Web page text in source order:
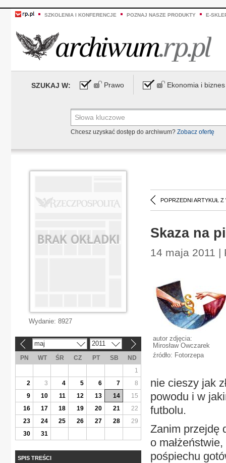
SZKOLENIA I KONFERENCJE POZNAJ NASZE PRODUKTY E-
SZUKAJ W: Prawo Ekonomia i biznes
Chcesz uzyskać dostęp do archiwum? Zobacz ofertę
POPRZEDNI ARTYKUŁ Z
Skaza na
14 maja 2011 |
autor zdjęcia:
Mirosław Owczarek
źródło: Fotorzepa
nie cieszy jak
powodu i w
futbolu.
Zanim przejdę
o
pośpiechu
Wydanie: 8927
maj 2011
PN WT ŚR CZ PT SB
ND
1
2
3 4 5 6 7
8
9
10 11 12 13 14
15
16
17 18 19 20 21
22
23
24 25 26 27 28
29
30
31
SPIS TREŚCI